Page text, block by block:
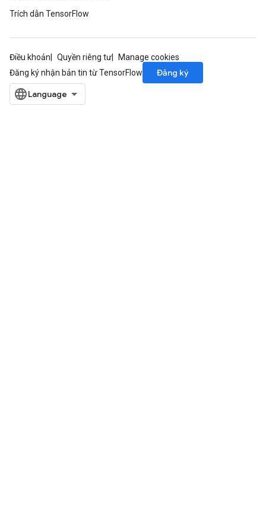
Trích dẫn TensorFlow
Điều khoản Quyền riêng tư
Manage cookies
Đăng ký nhận bản tin từ TensorFlow
Đăng ký